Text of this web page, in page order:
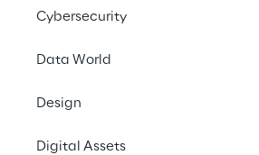
Cybersecurity
Data World
Design
Digital AssetsNeue Kanäle bieten